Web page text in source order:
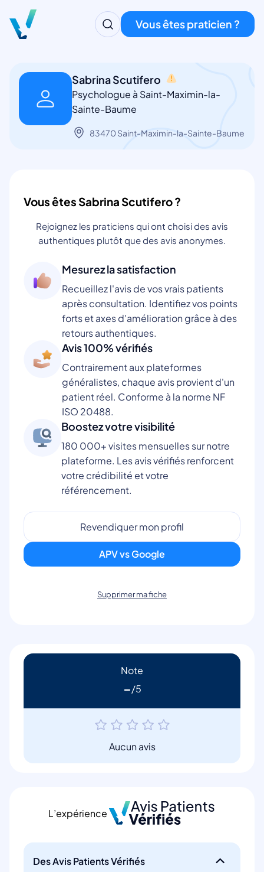
Vous êtes praticien ?
Sabrina Scutifero
Psychologue à Saint-Maximin-la-
Sainte-Baume
83470 Saint-Maximin-la-Sainte-Baume
Vous êtes Sabrina Scutifero ?
Rejoignez les praticiens qui ont choisi des avis
authentiques plutôt que des avis anonymes.
Mesurez la satisfaction
Recueillez l'avis de vos vrais patients
après consultation. Identifiez vos points
forts et axes d'amélioration grâce à des
retours authentiques.
Avis 100% vérifiés
Contrairement aux plateformes
généralistes, chaque avis provient d'un
patient réel. Conforme à la norme NF
ISO 20488.
Boostez votre visibilité
180 000+ visites mensuelles sur notre
plateforme. Les avis vérifiés renforcent
votre crédibilité et votre
référencement.
Revendiquer mon profil
APV vs Google
Supprimer ma fiche
Note
-
Aucun avis
L’expérience
Des Avis Patients Vérifiés